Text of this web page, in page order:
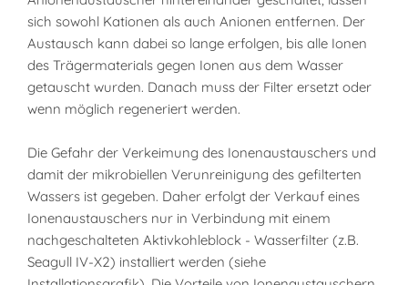
sich sowohl Kationen als auch Anionen entfernen. Der
Austausch kann dabei so lange erfolgen, bis alle Ionen
des Trägermaterials gegen Ionen aus dem Wasser
getauscht wurden. Danach muss der Filter ersetzt oder
wenn möglich regeneriert werden.
Die Gefahr der Verkeimung des Ionenaustauschers und
damit der mikrobiellen Verunreinigung des gefilterten
Wassers ist gegeben. Daher erfolgt der Verkauf eines
Ionenaustauschers nur in Verbindung mit einem
nachgeschalteten Aktivkohleblock - Wasserfilter (z.B.
Seagull IV-X2) installiert werden (siehe